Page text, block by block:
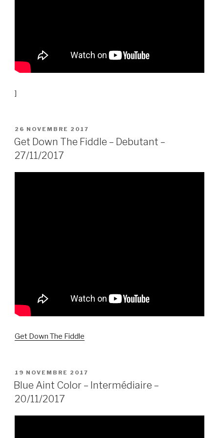
]
PUBLIÉ
LE
26 NOVEMBRE 2017
Get Down The Fiddle – Debutant –
27/11/2017
Get Down The Fiddle
PUBLIÉ
LE
19 NOVEMBRE 2017
Blue Aint Color – Intermédiaire –
20/11/2017